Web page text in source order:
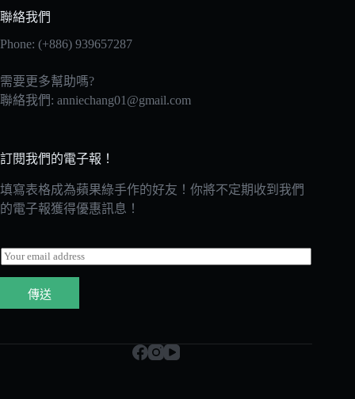
聯絡我們
Phone: (+886) 939657287
需要更多幫助嗎?
聯絡我們: anniechang01@gmail.com
訂閱我們的電子報！
填寫表格成為蘋果綠手作的好友！你將不定期收到我們
的電子報獲得優惠訊息！
E
m
a
l
傳送